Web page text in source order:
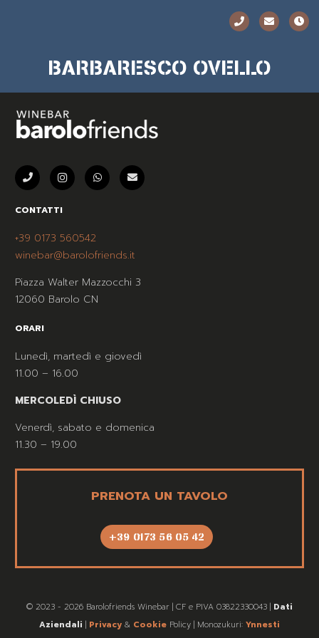
BARBARESCO OVELLO
CONTATTI
+39 0173 560542
winebar@barolofriends.it
Piazza Walter Mazzocchi 3
12060 Barolo CN
ORARI
Lunedì, martedì e giovedì
11.00 – 16.00
MERCOLEDÌ CHIUSO
Venerdì, sabato e domenica
11.30 – 19.00
PRENOTA UN TAVOLO
+39 0173 56 05 42
© 2023 - 2026 Barolofriends Winebar | CF e PIVA 03822330043 | Dati
Aziendali | Privacy & Cookie Policy | Monozukuri: Ynnesti